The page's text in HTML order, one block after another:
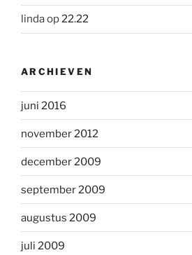
lindaop22.22
ARCHIEVEN
juni 2016
november 2012
december 2009
september 2009
augustus 2009
juli 2009